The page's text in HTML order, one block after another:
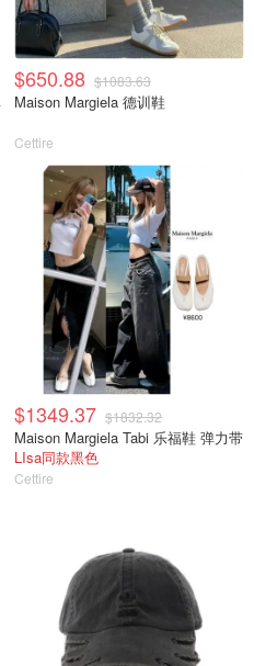
$650.88 $1083.63
Maison Margiela 德训鞋
Cettire
$1349.37 $1832.32
Maison Margiela Tabi 乐福鞋 弹力带
LIsa同款黑色
Cettire